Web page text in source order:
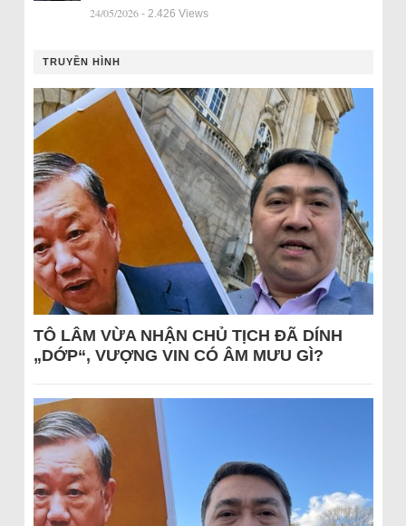
24/05/2026 - 2.426 Views
TRUYỀN HÌNH
TÔ LÂM VỪA NHẬN CHỦ TỊCH ĐÃ DÍNH
„DỚP“, VƯỢNG VIN CÓ ÂM MƯU GÌ?